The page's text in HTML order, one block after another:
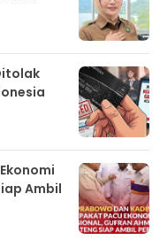
Ambil